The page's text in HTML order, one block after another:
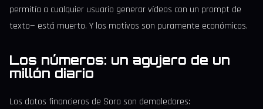
permitía a cualquier usuario generar vídeos con un prompt de
texto— está muerto. Y los motivos son puramente económicos.
Los números: un agujero de un
millón diario
Los datos financieros de Sora son demoledores: